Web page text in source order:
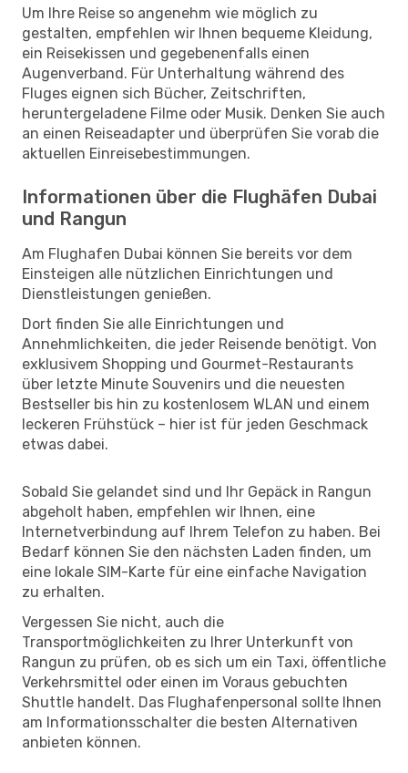
Um Ihre Reise so angenehm wie möglich zu
gestalten, empfehlen wir Ihnen bequeme Kleidung,
ein Reisekissen und gegebenenfalls einen
Augenverband. Für Unterhaltung während des
Fluges eignen sich Bücher, Zeitschriften,
heruntergeladene Filme oder Musik. Denken Sie auch
an einen Reiseadapter und überprüfen Sie vorab die
aktuellen Einreisebestimmungen.
Informationen über die Flughäfen Dubai
und Rangun
Am Flughafen Dubai können Sie bereits vor dem
Einsteigen alle nützlichen Einrichtungen und
Dienstleistungen genießen.
Dort finden Sie alle Einrichtungen und
Annehmlichkeiten, die jeder Reisende benötigt. Von
exklusivem Shopping und Gourmet-Restaurants
über letzte Minute Souvenirs und die neuesten
Bestseller bis hin zu kostenlosem WLAN und einem
leckeren Frühstück – hier ist für jeden Geschmack
etwas dabei.
Sobald Sie gelandet sind und Ihr Gepäck in Rangun
abgeholt haben, empfehlen wir Ihnen, eine
Internetverbindung auf Ihrem Telefon zu haben. Bei
Bedarf können Sie den nächsten Laden finden, um
eine lokale SIM-Karte für eine einfache Navigation
zu erhalten.
Vergessen Sie nicht, auch die
Transportmöglichkeiten zu Ihrer Unterkunft von
Rangun zu prüfen, ob es sich um ein Taxi, öffentliche
Verkehrsmittel oder einen im Voraus gebuchten
Shuttle handelt. Das Flughafenpersonal sollte Ihnen
am Informationsschalter die besten Alternativen
anbieten können.